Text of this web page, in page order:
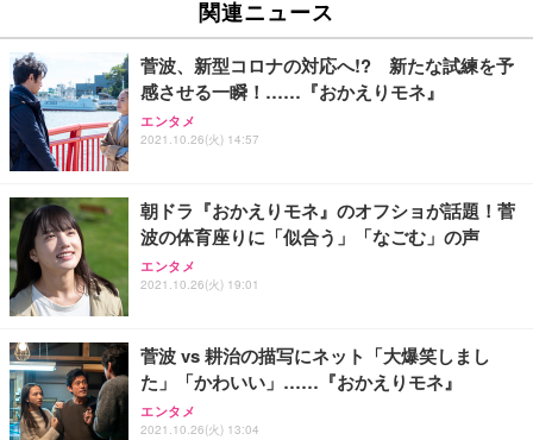
関連ニュース
菅波、新型コロナの対応へ!? 新たな試練を予
感させる一瞬！……『おかえりモネ』
エンタメ
2021.10.26(火) 14:57
朝ドラ『おかえりモネ』のオフショが話題！菅
波の体育座りに「似合う」「なごむ」の声
エンタメ
2021.10.26(火) 19:01
菅波 vs 耕治の描写にネット「大爆笑しまし
た」「かわいい」……『おかえりモネ』
エンタメ
2021.10.26(火) 13:04